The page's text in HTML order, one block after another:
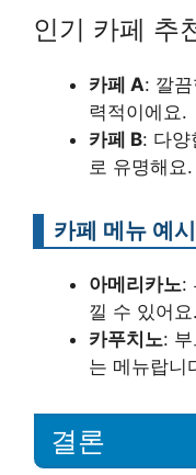
인기 카페 추
카페 A: 깔
력적이에요.
카페 B: 다양
로 유명해요.
카페 메뉴 예시
아메리카노:
낄 수 있어요.
카푸치노:
는 메뉴랍니
결론